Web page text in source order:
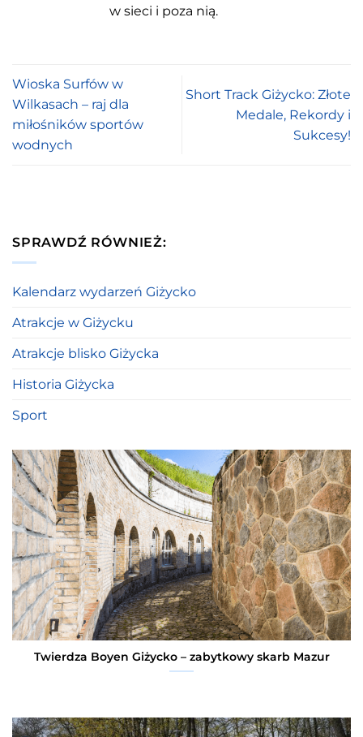
w sieci i poza nią.
Wioska Surfów w
Wilkasach – raj dla
miłośników sportów
wodnych
Short Track Giżycko: Złote
Medale, Rekordy i
Sukcesy!
SPRAWDŹ RÓWNIEŻ:
Kalendarz wydarzeń Giżycko
Atrakcje w Giżycku
Atrakcje blisko Giżycka
Historia Giżycka
Sport
Twierdza Boyen Giżycko – zabytkowy skarb Mazur